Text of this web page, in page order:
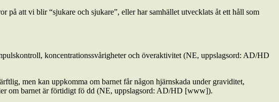
att vi blir “sjukare och sjukare”, eller har samhället utvecklats åt ett håll som
koncentrationssvårigheter och överaktivitet (NE, uppslagsord: AD/HD
men kan uppkomma om barnet får någon hjärnskada under graviditet,
om barnet är förtidigt fö dd (NE, uppslagsord: AD/HD [www]).